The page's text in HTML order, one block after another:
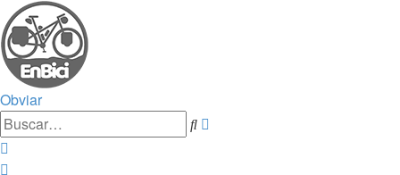
Obviar
Buscar